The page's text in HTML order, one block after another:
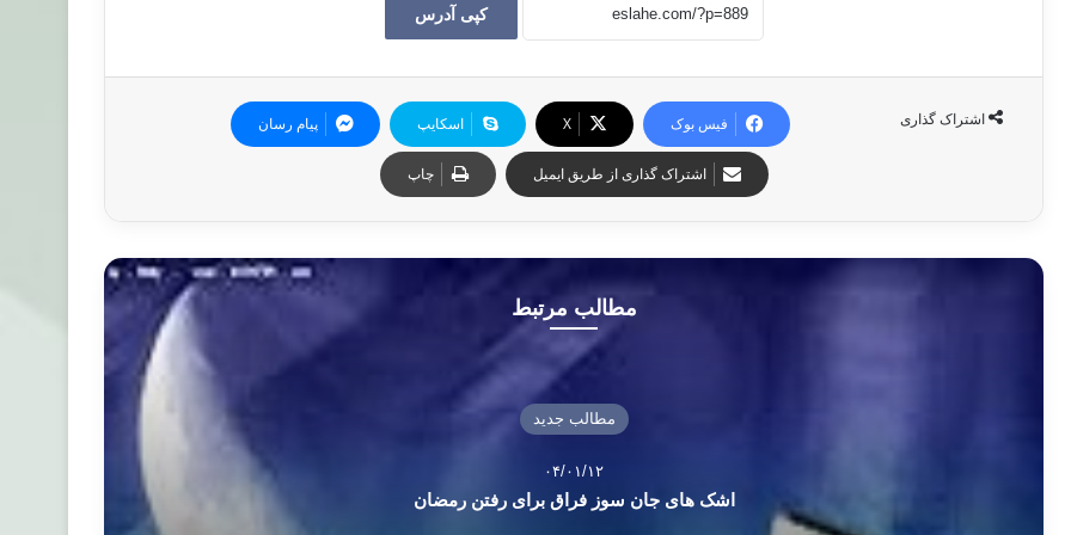
کپی آدرس
اشتراک گذاری فیس بوک X اسکایپ پیام رسان
اشتراک گذاری از طریق ایمیل چاپ
مطالب مرتبط
مطالب جدید
۰۴/۰۱/۱۲
اشک های جان سوز فراق برای رفتن رمضان